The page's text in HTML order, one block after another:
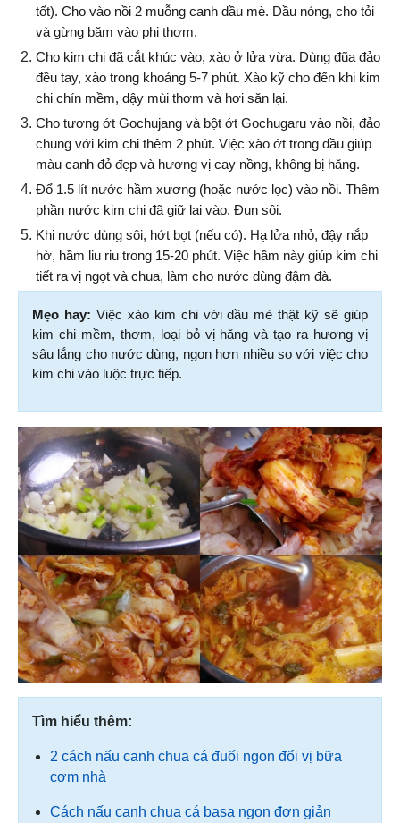
tốt). Cho vào nồi 2 muỗng canh dầu mè. Dầu nóng, cho tỏi
và gừng băm vào phi thơm.
Cho kim chi đã cắt khúc vào, xào ở lửa vừa. Dùng đũa đảo
đều tay, xào trong khoảng 5-7 phút. Xào kỹ cho đến khi kim
chi chín mềm, dậy mùi thơm và hơi săn lại.
Cho tương ớt Gochujang và bột ớt Gochugaru vào nồi, đảo
chung với kim chi thêm 2 phút. Việc xào ớt trong dầu giúp
màu canh đỏ đẹp và hương vị cay nồng, không bị hăng.
Đổ 1.5 lít nước hầm xương (hoặc nước lọc) vào nồi. Thêm
phần nước kim chi đã giữ lại vào. Đun sôi.
Khi nước dùng sôi, hớt bọt (nếu có). Hạ lửa nhỏ, đậy nắp
hờ, hầm liu riu trong 15-20 phút. Việc hầm này giúp kim chi
tiết ra vị ngọt và chua, làm cho nước dùng đậm đà.
Mẹo hay: Việc xào kim chi với dầu mè thật kỹ sẽ giúp
kim chi mềm, thơm, loại bỏ vị hăng và tạo ra hương vị
sâu lắng cho nước dùng, ngon hơn nhiều so với việc cho
kim chi vào luộc trực tiếp.
Tìm hiểu thêm:
2 cách nấu canh chua cá đuối ngon đổi vị bữa
cơm nhà
Cách nấu canh chua cá basa ngon đơn giản